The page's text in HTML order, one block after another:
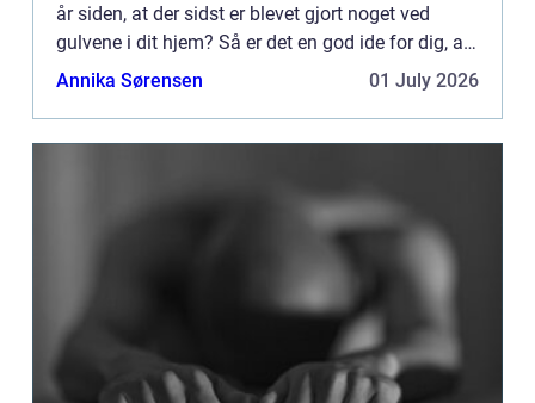
år siden, at der sidst er blevet gjort noget ved
gulvene i dit hjem? Så er det en god ide for dig, at
du får en afh...
Annika Sørensen 01 July 2026